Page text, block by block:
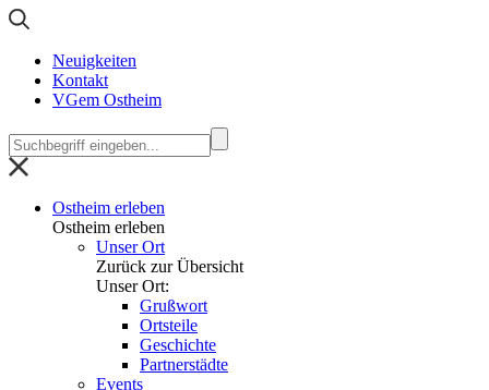
Neuigkeiten
Kontakt
VGem Ostheim
Ostheim erleben
Ostheim erleben
Unser Ort
Zurück zur Übersicht
Unser Ort:
Grußwort
Ortsteile
Geschichte
Partnerstädte
Events